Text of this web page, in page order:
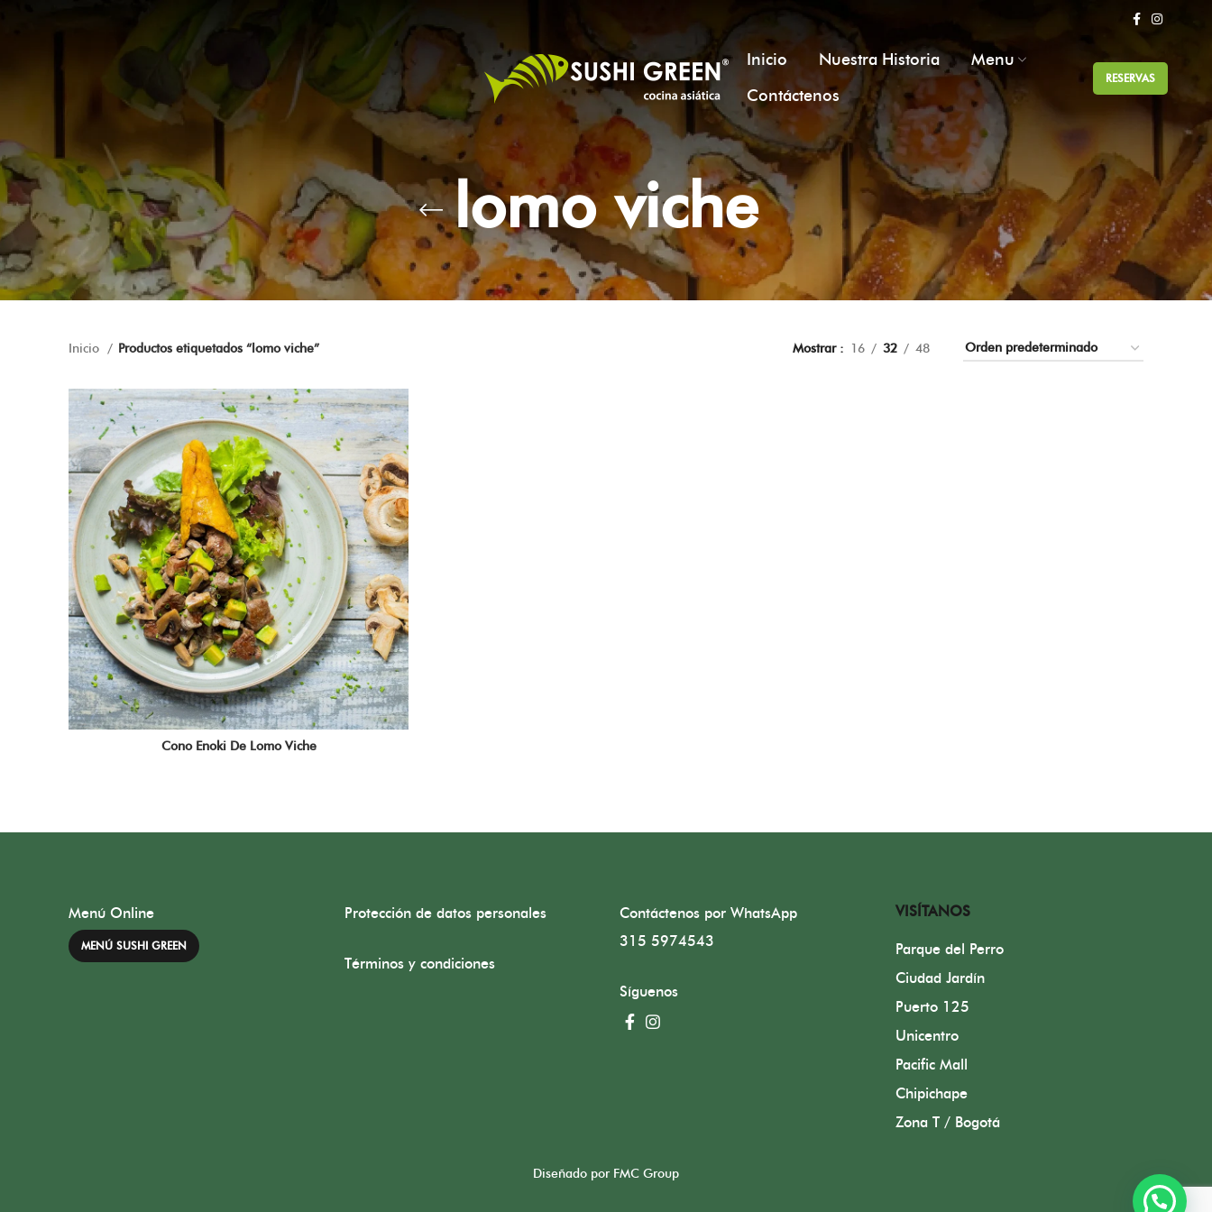
Inicio Nuestra Historia Menu
Contáctenos
RESERVAS
lomo viche
Inicio Productos etiquetados “lomo viche” Mostrar 16 32 48
Cono Enoki De Lomo Viche
Menú Online
MENÚ SUSHI GREEN
Protección de datos personales
Términos y condiciones
Contáctenos por WhatsApp
315 5974543
Síguenos
VISÍTANOS
Parque del Perro
Ciudad Jardín
Puerto 125
Unicentro
Pacific Mall
Chipichape
Zona T / Bogotá
Diseñado por FMC Group